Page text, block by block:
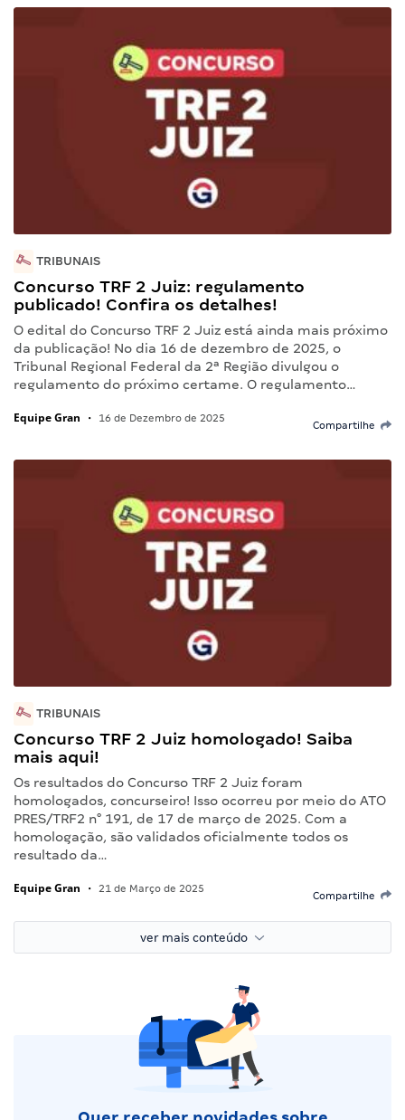
TRIBUNAIS
Concurso TRF 2 Juiz: regulamento
publicado! Confira os detalhes!
O edital do Concurso TRF 2 Juiz está ainda mais próximo
da publicação! No dia 16 de dezembro de 2025, o
Tribunal Regional Federal da 2ª Região divulgou o
regulamento do próximo certame. O regulamento…
Equipe Gran • 16 de Dezembro de 2025
Compartilhe
TRIBUNAIS
Concurso TRF 2 Juiz homologado! Saiba
mais aqui!
Os resultados do Concurso TRF 2 Juiz foram
homologados, concurseiro! Isso ocorreu por meio do ATO
PRES/TRF2 n° 191, de 17 de março de 2025. Com a
homologação, são validados oficialmente todos os
resultado da…
Equipe Gran • 21 de Março de 2025
Compartilhe
ver mais conteúdo